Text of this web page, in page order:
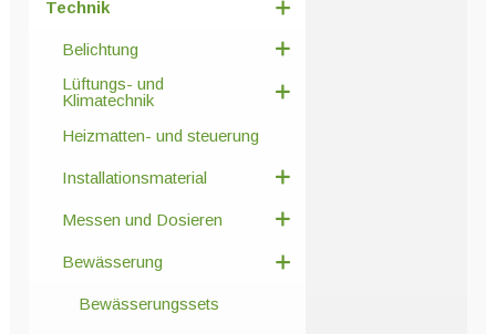
Technik
Belichtung
Lüftungs- und
Klimatechnik
Heizmatten- und steuerung
Installationsmaterial
Messen und Dosieren
Bewässerung
Bewässerungssets